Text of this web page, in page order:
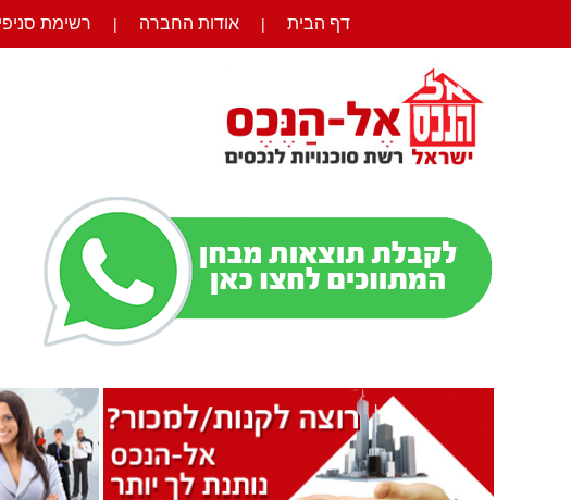
דף הבית | אודות החברה | רשימת